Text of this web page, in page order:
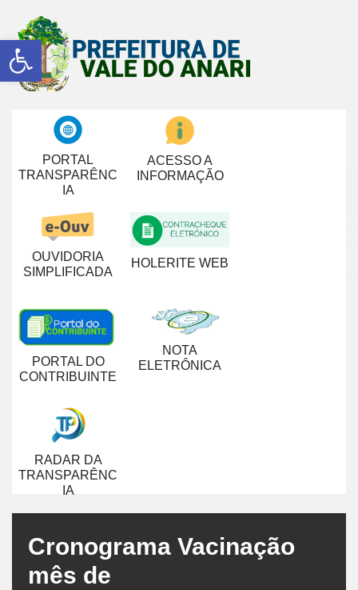
Abrir a barra de ferramentas
PORTAL
TRANSPARÊNC
IA
ACESSO A
INFORMAÇÃO
OUVIDORIA
SIMPLIFICADA
HOLERITE WEB
PORTAL DO
CONTRIBUINTE
NOTA
ELETRÔNICA
RADAR DA
TRANSPARÊNC
IA
Cronograma Vacinação
mês de